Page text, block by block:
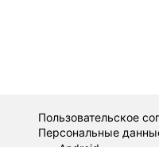
Пользовательское
Персональные